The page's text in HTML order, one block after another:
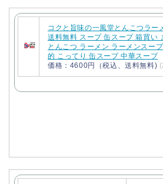
コクと旨味の一風堂とんこつラー
送料無料 スープ 缶スープ 箱買い
とんこつ ラーメン ラーメンスー
的 こってり 缶スープ 中華スープ
価格：4600円（税込、送料無料)